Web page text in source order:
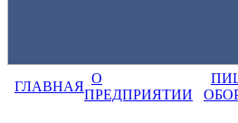
ГЛАВНАЯ
О
ПРЕДПРИЯТИИ